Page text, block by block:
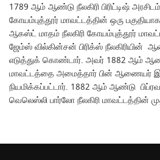
1789 ஆம் ஆண்டு நீலகிரி பிரிட்டிஷ்
கோயம்புத்தூர் மாவட்டத்தின் ஒரு
ஆகஸ்ட் மாதம் நீலகிரி கோயம்புத்தூர்
ஜேம்ஸ் வில்கின்சன் பிரிக்ஸ் நீலகிரியின்
எடுத்துக் கொண்டார். அவர் 1882 ஆம் ஆண்டு
மாவட்டத்தை அமைத்தார் பின் ஆணையர்
நியமிக்கப்பட்டார். 1882 ஆம் ஆண்டு
வெலெஸ்லி பார்லோ நீலகிரி மாவட்டத்தின்